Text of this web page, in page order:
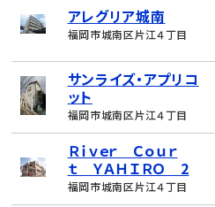
アレグリア城南
福岡市城南区片江４丁目
サンライズ・アプリコ
ット
福岡市城南区片江４丁目
Ｒｉｖｅｒ Ｃｏｕｒ
ｔ ＹＡＨＩＲＯ 2
福岡市城南区片江４丁目